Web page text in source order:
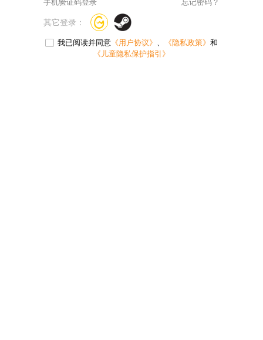
手机验证码登录 忘记密码？
其它登录：
我已阅读并同意 《用户协议》 、 《隐私政策》和
《儿童隐私保护指引》